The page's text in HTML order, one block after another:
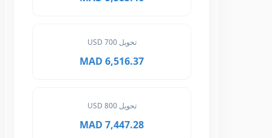
تحويل 700 USD
6,516.37 MAD
تحويل 800 USD
7,447.28 MAD